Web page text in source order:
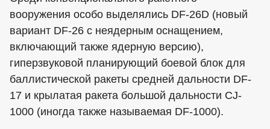
вооружения особо выделялись DF-26D (новый
вариант DF-26 с неядерным оснащением,
включающий также ядерную версию),
гиперзвуковой планирующий боевой блок для
баллистической ракеты средней дальности DF-
17 и крылатая ракета большой дальности CJ-
1000 (иногда также называемая DF-1000).